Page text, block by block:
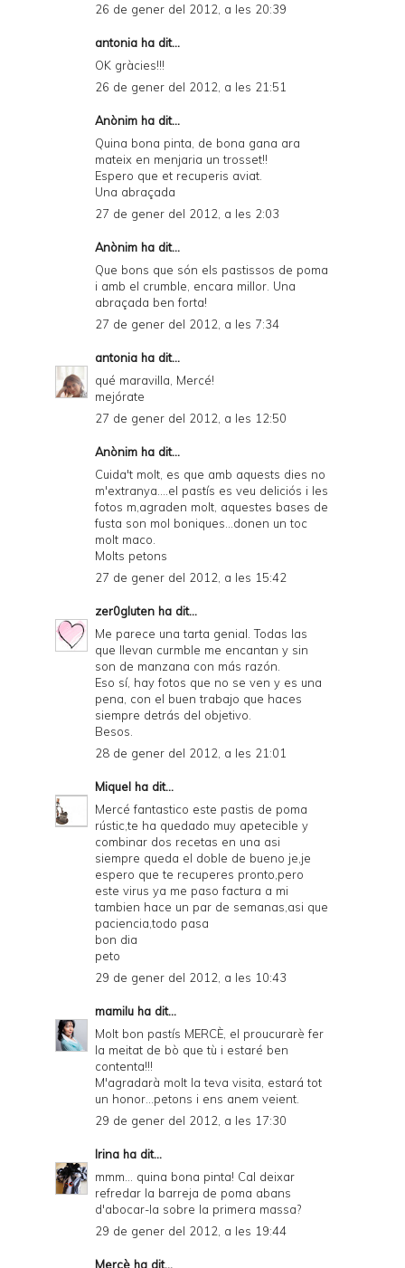
26 de gener del 2012, a les 20:39
antonia ha dit...
OK gràcies!!!
26 de gener del 2012, a les 21:51
Anònim ha dit...
Quina bona pinta, de bona gana ara
mateix en menjaria un trosset!!
Espero que et recuperis aviat.
Una abraçada
27 de gener del 2012, a les 2:03
Anònim ha dit...
Que bons que són els pastissos de poma
i amb el crumble, encara millor. Una
abraçada ben forta!
27 de gener del 2012, a les 7:34
antonia ha dit...
qué maravilla, Mercé!
mejórate
27 de gener del 2012, a les 12:50
Anònim ha dit...
Cuida't molt, es que amb aquests dies no
m'extranya....el pastís es veu deliciós i les
fotos m,agraden molt, aquestes bases de
fusta son mol boniques...donen un toc
molt maco.
Molts petons
27 de gener del 2012, a les 15:42
zer0gluten ha dit...
Me parece una tarta genial. Todas las
que llevan curmble me encantan y sin
son de manzana con más razón.
Eso sí, hay fotos que no se ven y es una
pena, con el buen trabajo que haces
siempre detrás del objetivo.
Besos.
28 de gener del 2012, a les 21:01
Miquel ha dit...
Mercé fantastico este pastis de poma
rústic,te ha quedado muy apetecible y
combinar dos recetas en una asi
siempre queda el doble de bueno je,je
espero que te recuperes pronto,pero
este virus ya me paso factura a mi
tambien hace un par de semanas,asi que
paciencia,todo pasa
bon dia
peto
29 de gener del 2012, a les 10:43
mamilu ha dit...
Molt bon pastís MERCÈ, el proucurarè fer
la meitat de bò que tù i estaré ben
contenta!!!
M'agradarà molt la teva visita, estará tot
un honor...petons i ens anem veient.
29 de gener del 2012, a les 17:30
Irina ha dit...
mmm... quina bona pinta! Cal deixar
refredar la barreja de poma abans
d'abocar-la sobre la primera massa?
29 de gener del 2012, a les 19:44
Mercè ha dit...